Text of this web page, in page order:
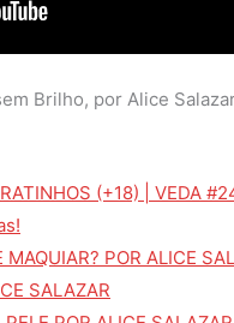
Brilho, por Alice
(+18) | VEDA
POR ALICE
SALAZAR